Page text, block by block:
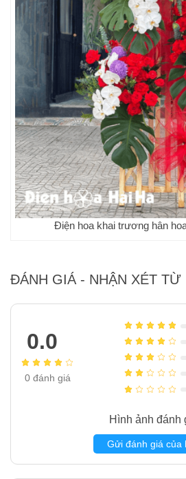
Điện hoa khai trương hân
ĐÁNH GIÁ - NHẬN XÉT TỪ
0.0
0đánh giá
Hình ảnh đánh
Gửi đánh giá của